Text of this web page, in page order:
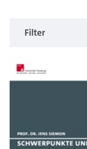
Filter